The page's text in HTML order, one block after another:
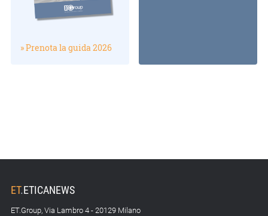
» Prenota la guida 2026
ET.ETICANEWS
ET.Group, Via Lambro 4 - 20129 Milano